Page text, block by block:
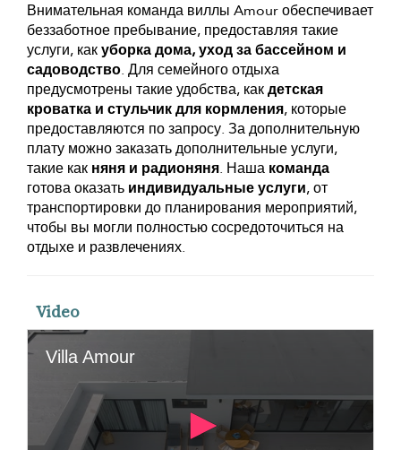
Внимательная команда виллы Amour обеспечивает
беззаботное пребывание, предоставляя такие
услуги, какуборка дома, уход за бассейном и
садоводство. Для семейного отдыха
предусмотрены такие удобства, какдетская
кроватка и стульчик для кормления, которые
предоставляются по запросу. За дополнительную
плату можно заказать дополнительные услуги,
такие как няня и радионяня. Наша команда
готова оказать индивидуальные услуги, от
транспортировки до планирования мероприятий,
чтобы вы могли полностью сосредоточиться на
отдыхе и развлечениях.
Video